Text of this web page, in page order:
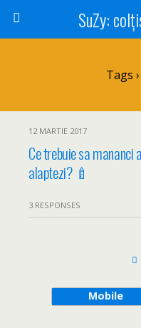
SuZy:
Tags
12 MARTIE 2017
Ce trebuie sa mananci
alaptezi? 🍼
3 RESPONSES
Mobile